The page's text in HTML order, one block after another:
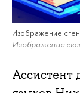
Изображение
Изображение
Ассистент